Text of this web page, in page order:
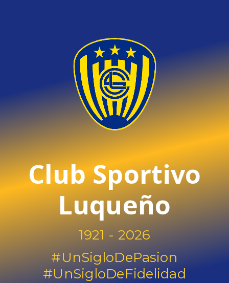
Club Sportivo
Luqueño
1921 - 2026
#UnSigloDePasion
#UnSigloDeFidelidad